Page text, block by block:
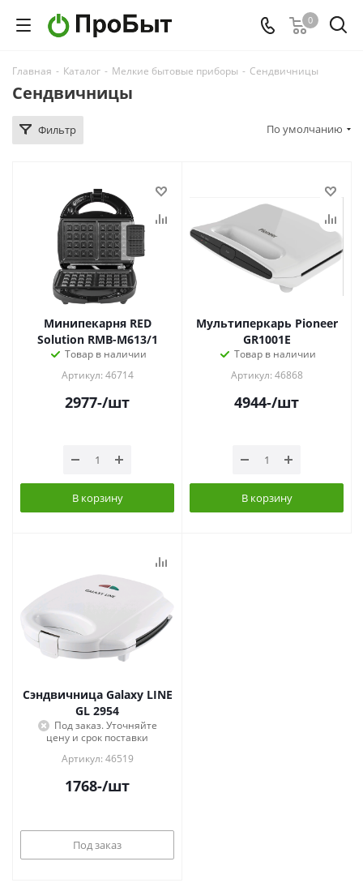
0
Главная - Каталог - Мелкие бытовые приборы - Сендвичницы
Сендвичницы
Фильтр По умолчанию
Минипекарня RED
Solution RMB-M613/1
Товар в наличии
Артикул: 46714
2977-/шт
В корзину
Мультиперкарь Pioneer
GR1001E
Товар в наличии
Артикул: 46868
4944-/шт
В корзину
Сэндвичница Galaxy LINE
GL 2954
Под заказ. Уточняйте
цену и срок поставки
Артикул: 46519
1768-/шт
Под заказ